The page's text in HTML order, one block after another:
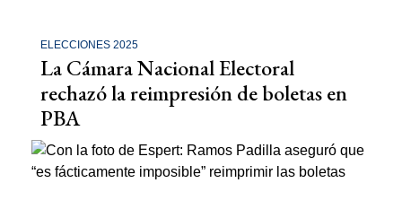
ELECCIONES 2025
La Cámara Nacional Electoral
rechazó la reimpresión de boletas en
PBA